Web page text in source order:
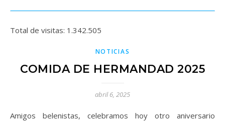
Total de visitas: 1.342.505
NOTICIAS
COMIDA DE HERMANDAD 2025
abril 6, 2025
Amigos belenistas, celebramos hoy otro aniversario